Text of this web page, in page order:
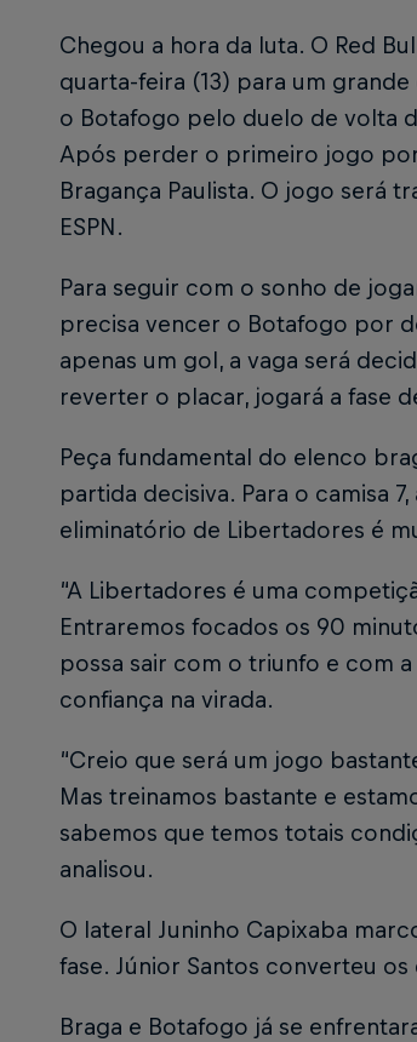
Chegou a hora da luta. O Red
quarta-feira (13) para um
o Botafogo pelo duelo de volta
Após perder o primeiro jogo por
Bragança Paulista. O jogo será
ESPN.
Para seguir com o sonho de
precisa vencer o Botafogo por
apenas um gol, a vaga será
reverter o placar, jogará a fase
Peça fundamental do elenco
partida decisiva. Para o camisa
eliminatório de Libertadores é
“A Libertadores é uma
Entraremos focados os 90
possa sair com o triunfo e com
confiança na virada.
“Creio que será um jogo
Mas treinamos bastante e
sabemos que temos totais
analisou.
O lateral Juninho Capixaba
fase. Júnior Santos converteu
Braga e Botafogo já se